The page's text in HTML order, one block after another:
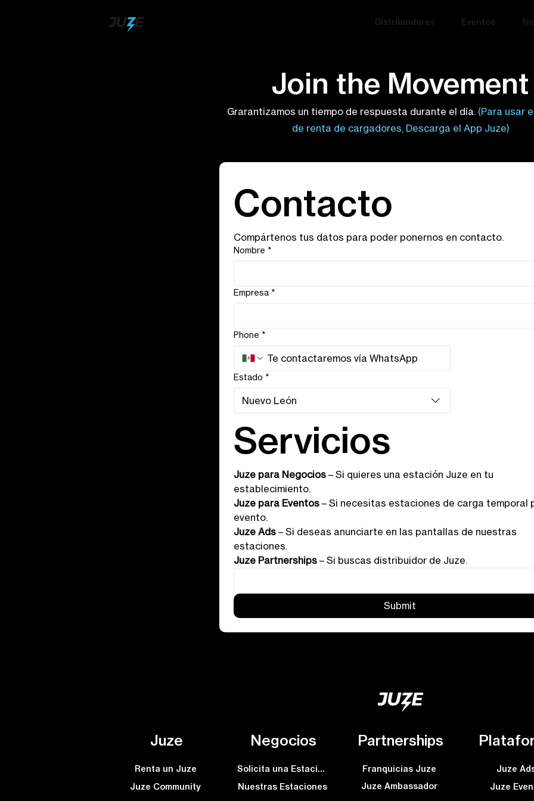
Distribuidores Eventos
Join the Movement
Grarantizamos un tiempo de respuesta durante el día. (Para usar
de renta de cargadores, Descarga el App Juze)
Contacto
Compártenos tus datos para poder ponernos en contacto.
Nombre *
Empresa *
Phone *
Estado *
Nuevo León
Servicios
Juze para Negocios – Si quieres una estación Juze en tu
establecimiento.
Juze para Eventos – Si necesitas estaciones de carga temporal
evento.
Juze Ads – Si deseas anunciarte en las pantallas de nuestras
estaciones.
Juze Partnerships – Si buscas distribuidor de Juze.
Submit
Juze
Renta un Juze
Juze Community
Negocios
Solicita una Estación
Nuestras Estaciones
Partnerships
Franquicias Juze
Juze Ambassador
Juze
Juze